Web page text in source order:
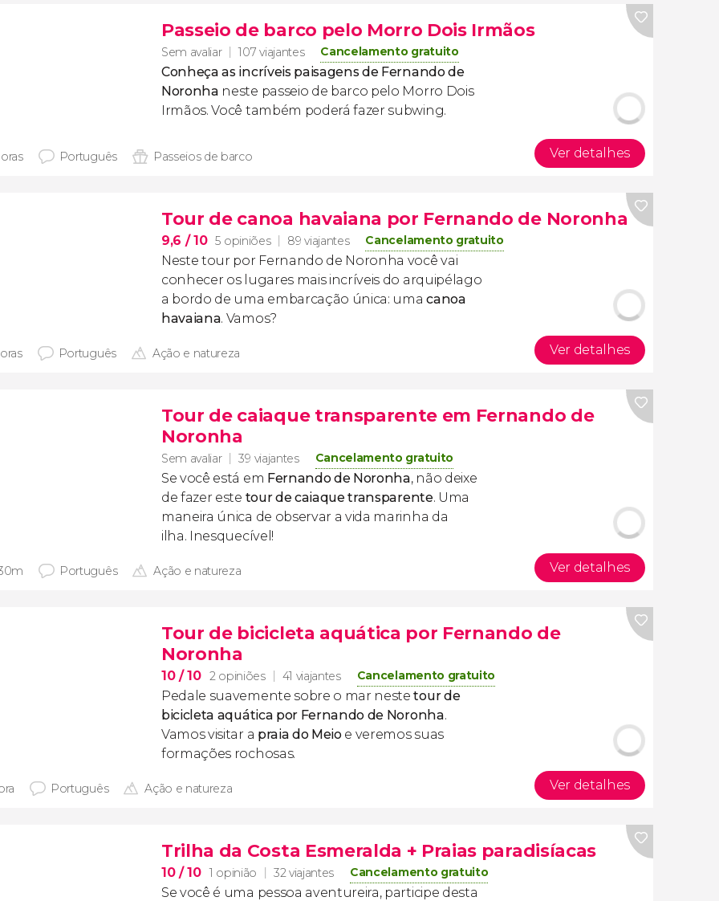
Passeio de barco pelo Morro Dois Irmãos
Sem avaliar 107 viajantes Cancelamento gratuito
Conheça as incríveis paisagens de Fernando de
Noronha neste passeio de barco pelo Morro Dois
Irmãos. Você também poderá fazer subwing.
Português Passeios de barco Ver detalhes
Tour de canoa havaiana por Fernando de Noronha
9,6 / 10 5 opiniões 89 viajantes Cancelamento gratuito
Neste tour por Fernando de Noronha você vai
conhecer os lugares mais incríveis do arquipélago
a bordo de uma embarcação única: umacanoa
havaiana. Vamos?
Português Ação e natureza Ver detalhes
Tour de caiaque transparente em Fernando de
Noronha
Sem avaliar 39 viajantes Cancelamento gratuito
Se você está em Fernando de Noronha, não deixe
de fazer este tour de caiaque transparente. Uma
maneira única de observar a vida marinha da
ilha. Inesquecível!
Português Ação e natureza Ver detalhes
Tour de bicicleta aquática por Fernando de
Noronha
10/ 10 2 opiniões 41 viajantes Cancelamento gratuito
Pedale suavemente sobre o mar nestetour de
bicicleta aquática por Fernando de Noronha.
Vamos visitar a praia do Meioe veremos suas
formações rochosas.
Português Ação e natureza Ver detalhes
Trilha da Costa Esmeralda + Praias paradisíacas
10/ 10 1 opinião 32 viajantes Cancelamento gratuito
Se você é uma pessoa aventureira, participe desta